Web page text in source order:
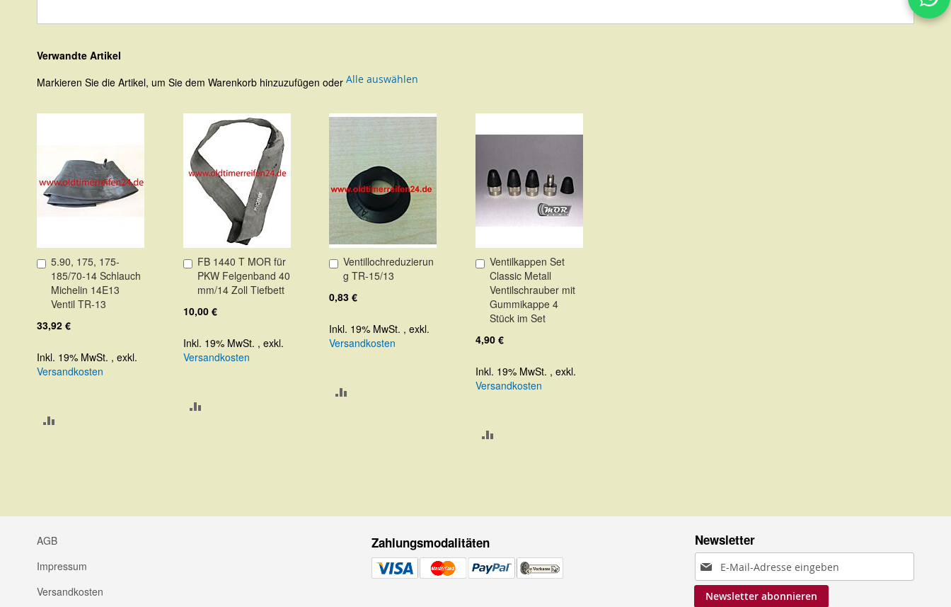
Verwandte Artikel
Markieren Sie die Artikel, um Sie dem Warenkorb hinzuzufügen oder Alle auswählen
5.90, 175, 175-
185/70-14 Schlauch
Michelin 14E13
Ventil TR-13
33,92 €
Inkl. 19% MwSt. , exkl.
Versandkosten
In
den
Warenkorb
FB 1440 T MOR für
PKW Felgenband 40
mm/14 Zoll Tiefbett
10,00 €
Inkl. 19% MwSt. , exkl.
Versandkosten
In
den
Warenkorb
Ventillochreduzierun
g TR-15/13
0,83 €
Inkl. 19% MwSt. ,exkl.
Versandkosten
In
den
Warenkorb
Ventilkappen Set
Classic Metall
Ventilschrauber mit
Gummikappe 4
Stück im Set
4,90 €
Inkl. 19% MwSt. , exkl.
Versandkosten
In
den
Warenkorb
Newsletter
Anmeldung
zum
Newsletter:
Newsletter abonnieren
Zahlungsmodalitäten
AGB
Impressum
Versandkosten